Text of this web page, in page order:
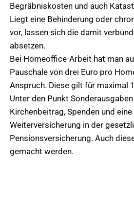
Begräbniskosten und auch
Liegt eine Behinderung oder
vor, lassen sich die damit
absetzen.
Bei Homeoffice-Arbeit hat man
Pauschale von drei Euro pro
Anspruch. Diese gilt für maximal
Unter den Punkt
Kirchenbeitrag, Spenden und
Weiterversicherung in der
Pensionsversicherung. Auch
gemacht werden.